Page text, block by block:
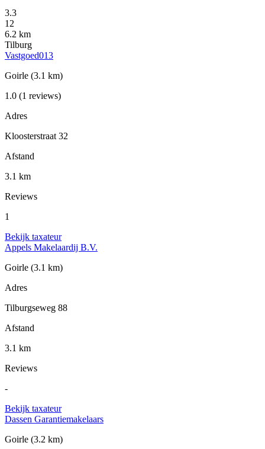
3.3
12
6.2 km
Tilburg
Vastgoed013
Goirle (3.1 km)
1.0 (1 reviews)
Adres
Kloosterstraat 32
Afstand
3.1 km
Reviews
1
Bekijk taxateur
Appels Makelaardij B.V.
Goirle (3.1 km)
Adres
Tilburgseweg 88
Afstand
3.1 km
Reviews
-
Bekijk taxateur
Dassen Garantiemakelaars
Goirle (3.2 km)